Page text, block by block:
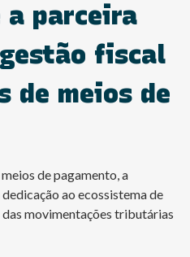
a parceira
fiscal
de meios de
de pagamento, a
ao ecossistema de
movimentações tributárias